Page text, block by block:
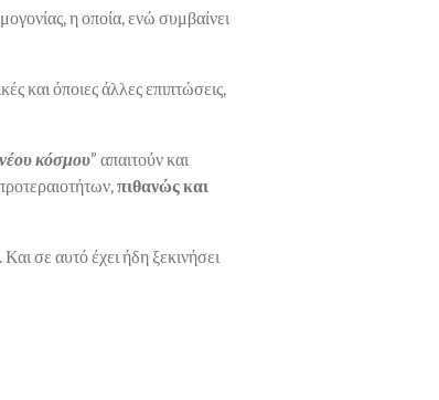
η οποία, ενώ συμβαίνει
και όποιες άλλες επιπτώσεις,
κόσμου” απαιτούν και
πιθανώς και
σε αυτό έχει ήδη ξεκινήσει